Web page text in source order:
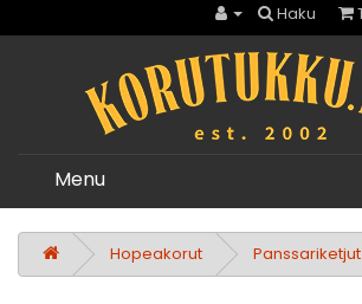
Haku
Menu
Hopeakorut Panssariketjut